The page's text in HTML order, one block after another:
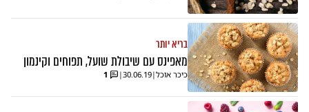
בריא יותר
מאפינס עם שיבולת שועל, תפוחים וקינמון
כיכר אוכל|
30.06.19
|
1